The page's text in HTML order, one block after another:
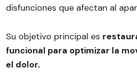
disfunciones que afectan al
Su objetivo principal es
funcional para optimizar la
el dolor.